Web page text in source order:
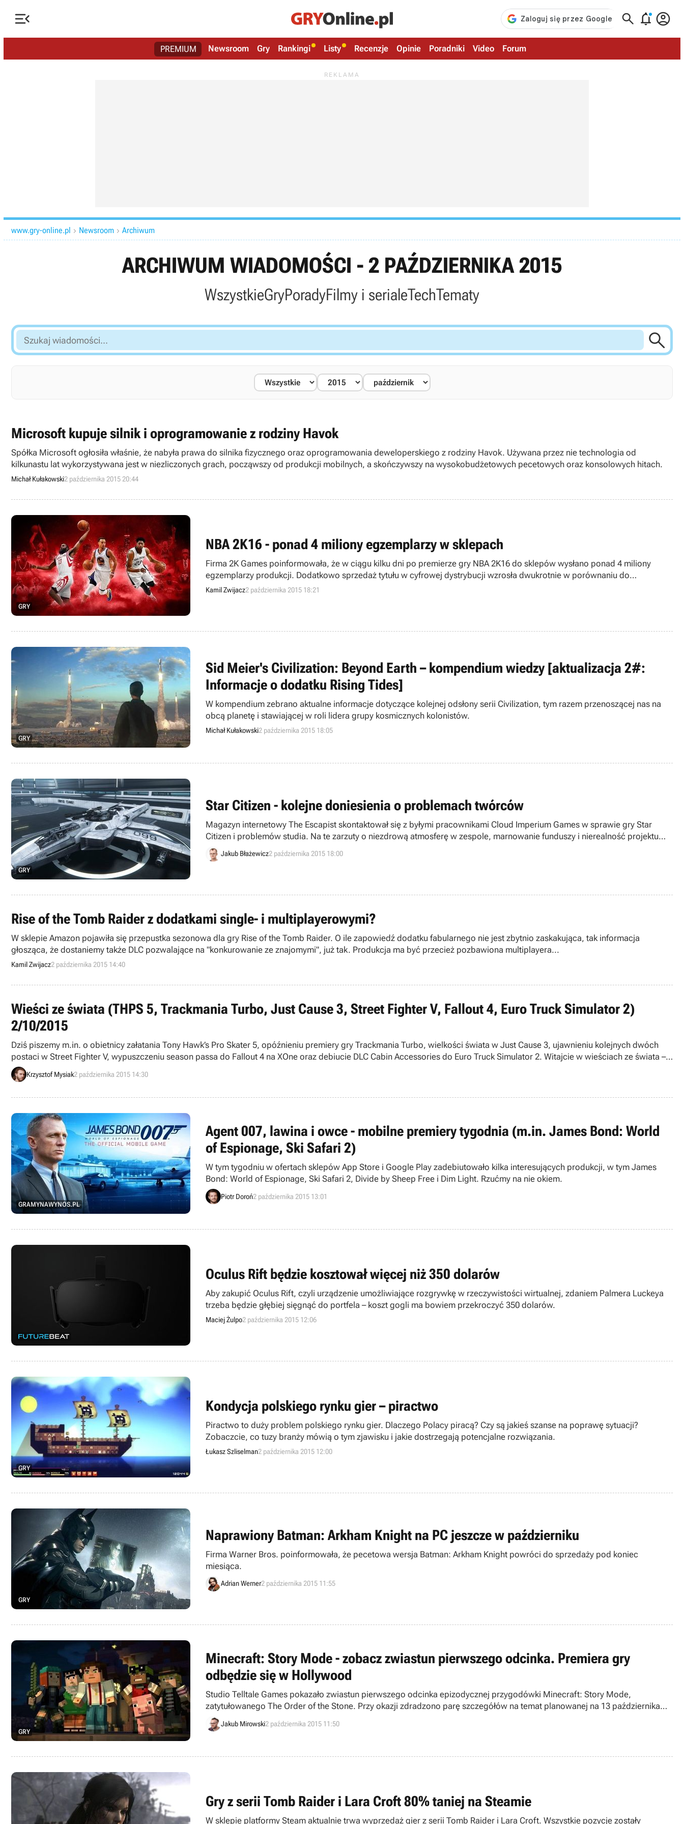
   
PREMIUM Newsroom Gry Rankingi Listy Recenzje Opinie Poradniki Video Forum
www.gry-online.pl  Newsroom  Archiwum
ARCHIWUM WIADOMOŚCI - 2 PAŹDZIERNIKA 2015
WszystkieGryPoradyFilmy i serialeTechTematy
Szukaj
wiadomości...

Microsoft kupuje silnik i oprogramowanie z rodziny Havok
Spółka Microsoft ogłosiła właśnie, że nabyła prawa do silnika fizycznego oraz oprogramowania deweloperskiego z rodziny Havok. Używana przez nie technologia od
kilkunastu lat wykorzystywana jest w niezliczonych grach, począwszy od produkcji mobilnych, a skończywszy na wysokobudżetowych pecetowych oraz konsolowych hitach.
Michał Kułakowski2 października 2015 20:44
GRY
NBA 2K16 - ponad 4 miliony egzemplarzy w sklepach
Firma 2K Games poinformowała, że w ciągu kilku dni po premierze gry NBA 2K16 do sklepów wysłano ponad 4 miliony
egzemplarzy produkcji. Dodatkowo sprzedaż tytułu w cyfrowej dystrybucji wzrosła dwukrotnie w porównaniu do
zeszłorocznej edycji.
Kamil Zwijacz2 października 2015 18:21
GRY
Sid Meier's Civilization: Beyond Earth – kompendium wiedzy [aktualizacja 2#:
Informacje o dodatku Rising Tides]
W kompendium zebrano aktualne informacje dotyczące kolejnej odsłony serii Civilization, tym razem przenoszącej nas na
obcą planetę i stawiającej w roli lidera grupy kosmicznych kolonistów.
Michał Kułakowski2 października 2015 18:05
GRY
Star Citizen - kolejne doniesienia o problemach twórców
Magazyn internetowy The Escapist skontaktował się z byłymi pracownikami Cloud Imperium Games w sprawie gry Star
Citizen i problemów studia. Na te zarzuty o niezdrową atmosferę w zespole, marnowanie funduszy i nierealność projektu
odpowiedział prezes firmy, Chris Roberts.
Jakub Błażewicz2 października 2015 18:00
Rise of the Tomb Raider z dodatkami single- i multiplayerowymi?
W sklepie Amazon pojawiła się przepustka sezonowa dla gry Rise of the Tomb Raider. O ile zapowiedź dodatku fabularnego nie jest zbytnio zaskakująca, tak informacja
głosząca, że dostaniemy także DLC pozwalające na "konkurowanie ze znajomymi", już tak. Produkcja ma być przecież pozbawiona multiplayera...
Kamil Zwijacz2 października 2015 14:40
Wieści ze świata (THPS 5, Trackmania Turbo, Just Cause 3, Street Fighter V, Fallout 4, Euro Truck Simulator 2)
2/10/2015
Dziś piszemy m.in. o obietnicy załatania Tony Hawk’s Pro Skater 5, opóźnieniu premiery gry Trackmania Turbo, wielkości świata w Just Cause 3, ujawnieniu kolejnych dwóch
postaci w Street Fighter V, wypuszczeniu season passa do Fallout 4 na XOne oraz debiucie DLC Cabin Accessories do Euro Truck Simulator 2. Witajcie w wieściach ze świata –
codziennej porcji krótkich wiadomości.
Krzysztof Mysiak2 października 2015 14:30
GRAMYNAWYNOS.PL
Agent 007, lawina i owce - mobilne premiery tygodnia (m.in. James Bond: World
of Espionage, Ski Safari 2)
W tym tygodniu w ofertach sklepów App Store i Google Play zadebiutowało kilka interesujących produkcji, w tym James
Bond: World of Espionage, Ski Safari 2, Divide by Sheep Free i Dim Light. Rzućmy na nie okiem.
Piotr Doroń2 października 2015 13:01
Oculus Rift będzie kosztował więcej niż 350 dolarów
Aby zakupić Oculus Rift, czyli urządzenie umożliwiające rozgrywkę w rzeczywistości wirtualnej, zdaniem Palmera Luckeya
trzeba będzie głębiej sięgnąć do portfela – koszt gogli ma bowiem przekroczyć 350 dolarów.
Maciej Żulpo2 października 2015 12:06
GRY
Kondycja polskiego rynku gier – piractwo
Piractwo to duży problem polskiego rynku gier. Dlaczego Polacy piracą? Czy są jakieś szanse na poprawę sytuacji?
Zobaczcie, co tuzy branży mówią o tym zjawisku i jakie dostrzegają potencjalne rozwiązania.
Łukasz Szliselman2 października 2015 12:00
GRY
Naprawiony Batman: Arkham Knight na PC jeszcze w październiku
Firma Warner Bros. poinformowała, że pecetowa wersja Batman: Arkham Knight powróci do sprzedaży pod koniec
miesiąca.
Adrian Werner2 października 2015 11:55
GRY
Minecraft: Story Mode - zobacz zwiastun pierwszego odcinka. Premiera gry
odbędzie się w Hollywood
Studio Telltale Games pokazało zwiastun pierwszego odcinka epizodycznej przygodówki Minecraft: Story Mode,
zatytułowanego The Order of the Stone. Przy okazji zdradzono parę szczegółów na temat planowanej na 13 października
hucznej premiery.
Jakub Mirowski2 października 2015 11:50
Gry z serii Tomb Raider i Lara Croft 80% taniej na Steamie
W sklepie platformy Steam aktualnie trwa wyprzedaż gier z serii Tomb Raider i Lara Croft. Wszystkie pozycje zostały